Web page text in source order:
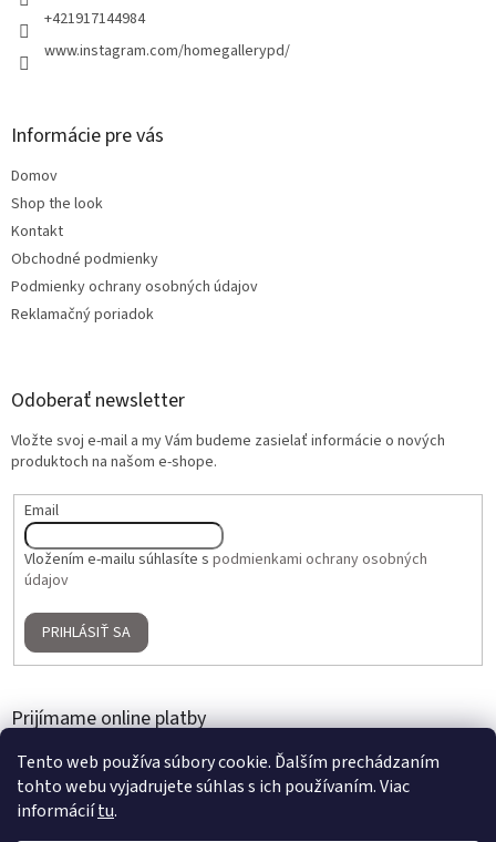
Tento web používa súbory cookie. Ďalším prechádzaním
tohto webu vyjadrujete súhlas s ich používaním. Viac
informáciítu.
+421917144984
www.instagram.com/homegallerypd/
Informácie pre vás
Domov
Shop the look
Kontakt
Obchodné podmienky
Podmienky ochrany osobných údajov
Reklamačný poriadok
Odoberať newsletter
Vložte svoj e-mail a my Vám budeme zasielať informácie o nových
produktoch na našom e-shope.
Email
Vložením e-mailu súhlasíte s podmienkami ochrany osobných
údajov
PRIHLÁSIŤ SA
Prijímame online platby